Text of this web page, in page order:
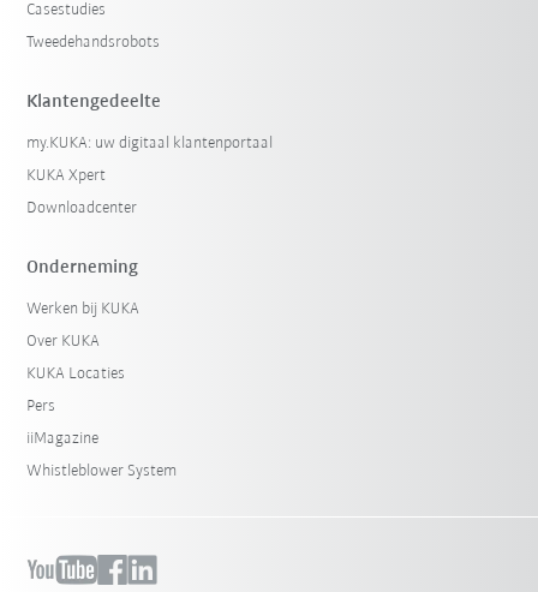
Casestudies
Tweedehandsrobots
Klantengedeelte
my.KUKA: uw digitaal klantenportaal
KUKA Xpert
Downloadcenter
Onderneming
Werken bij KUKA
Over KUKA
KUKA Locaties
Pers
iiMagazine
Whistleblower System